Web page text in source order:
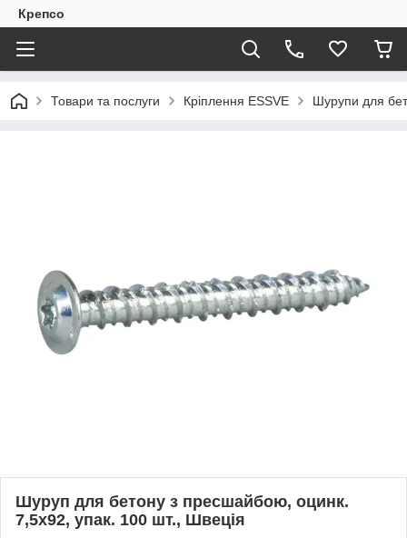
Крепсо
Товари та послуги Кріплення ESSVE Шурупи для
Шуруп для бетону з пресшайбою, оцинк.
7,5х92, упак. 100 шт., Швеція